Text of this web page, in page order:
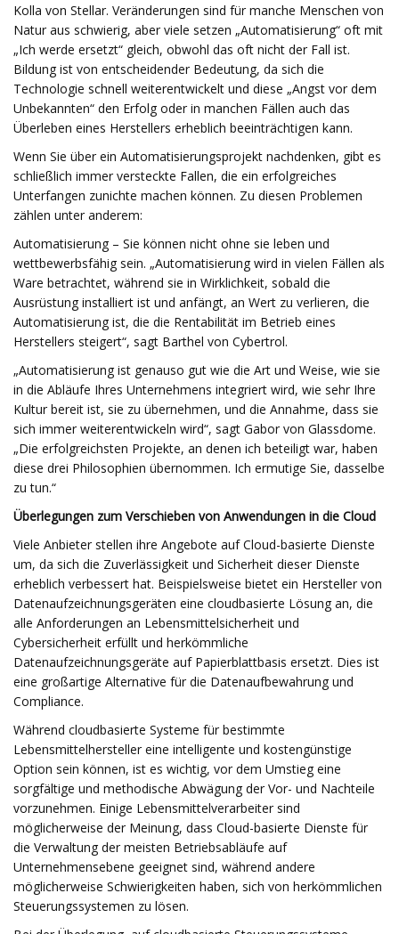
Kolla von Stellar. Veränderungen sind für manche Menschen von
Natur aus schwierig, aber viele setzen „Automatisierung“ oft mit
„Ich werde ersetzt“ gleich, obwohl das oft nicht der Fall ist.
Bildung ist von entscheidender Bedeutung, da sich die
Technologie schnell weiterentwickelt und diese „Angst vor dem
Unbekannten“ den Erfolg oder in manchen Fällen auch das
Überleben eines Herstellers erheblich beeinträchtigen kann.
Wenn Sie über ein Automatisierungsprojekt nachdenken, gibt es
schließlich immer versteckte Fallen, die ein erfolgreiches
Unterfangen zunichte machen können. Zu diesen Problemen
zählen unter anderem:
Automatisierung – Sie können nicht ohne sie leben und
wettbewerbsfähig sein. „Automatisierung wird in vielen Fällen als
Ware betrachtet, während sie in Wirklichkeit, sobald die
Ausrüstung installiert ist und anfängt, an Wert zu verlieren, die
Automatisierung ist, die die Rentabilität im Betrieb eines
Herstellers steigert“, sagt Barthel von Cybertrol.
„Automatisierung ist genauso gut wie die Art und Weise, wie sie
in die Abläufe Ihres Unternehmens integriert wird, wie sehr Ihre
Kultur bereit ist, sie zu übernehmen, und die Annahme, dass sie
sich immer weiterentwickeln wird“, sagt Gabor von Glassdome.
„Die erfolgreichsten Projekte, an denen ich beteiligt war, haben
diese drei Philosophien übernommen. Ich ermutige Sie, dasselbe
zu tun.“
Überlegungen zum Verschieben von Anwendungen in die Cloud
Viele Anbieter stellen ihre Angebote auf Cloud-basierte Dienste
um, da sich die Zuverlässigkeit und Sicherheit dieser Dienste
erheblich verbessert hat. Beispielsweise bietet ein Hersteller von
Datenaufzeichnungsgeräten eine cloudbasierte Lösung an, die
alle Anforderungen an Lebensmittelsicherheit und
Cybersicherheit erfüllt und herkömmliche
Datenaufzeichnungsgeräte auf Papierblattbasis ersetzt. Dies ist
eine großartige Alternative für die Datenaufbewahrung und
Compliance.
Während cloudbasierte Systeme für bestimmte
Lebensmittelhersteller eine intelligente und kostengünstige
Option sein können, ist es wichtig, vor dem Umstieg eine
sorgfältige und methodische Abwägung der Vor- und Nachteile
vorzunehmen. Einige Lebensmittelverarbeiter sind
möglicherweise der Meinung, dass Cloud-basierte Dienste für
die Verwaltung der meisten Betriebsabläufe auf
Unternehmensebene geeignet sind, während andere
möglicherweise Schwierigkeiten haben, sich von herkömmlichen
Steuerungssystemen zu lösen.